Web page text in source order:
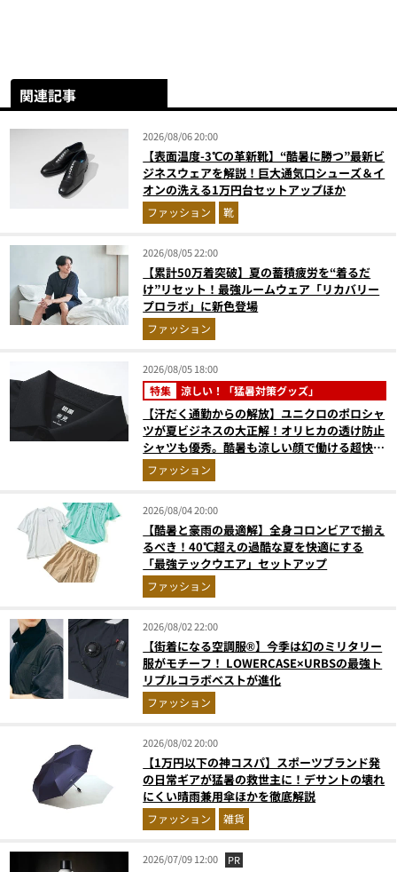
関連記事
2026/08/06 20:00
【表面温度-3℃の革新靴】“酷暑に勝つ”最新ビ
ジネスウェアを解説！巨大通気口シューズ＆イ
オンの洗える1万円台セットアップほか
ファッション 靴
2026/08/05 22:00
【累計50万着突破】夏の蓄積疲労を“着るだ
け”リセット！最強ルームウェア「リカバリー
プロラボ」に新色登場
ファッション
2026/08/05 18:00
特集 涼しい！「猛暑対策グッズ」
【汗だく通勤からの解放】ユニクロのポロシャ
ツが夏ビジネスの大正解！オリヒカの透け防止
シャツも優秀。酷暑も涼しい顔で働ける超快適
ウエアの実力
ファッション
2026/08/04 20:00
【酷暑と豪雨の最適解】全身コロンビアで揃え
るべき！40℃超えの過酷な夏を快適にする
「最強テックウエア」セットアップ
ファッション
2026/08/02 22:00
【街着になる空調服®】今季は幻のミリタリー
服がモチーフ！ LOWERCASE×URBSの最強ト
リプルコラボベストが進化
ファッション
2026/08/02 20:00
【1万円以下の神コスパ】スポーツブランド発
の日常ギアが猛暑の救世主に！デサントの壊れ
にくい晴雨兼用傘ほかを徹底解説
ファッション 雑貨
2026/07/09 12:00 PR